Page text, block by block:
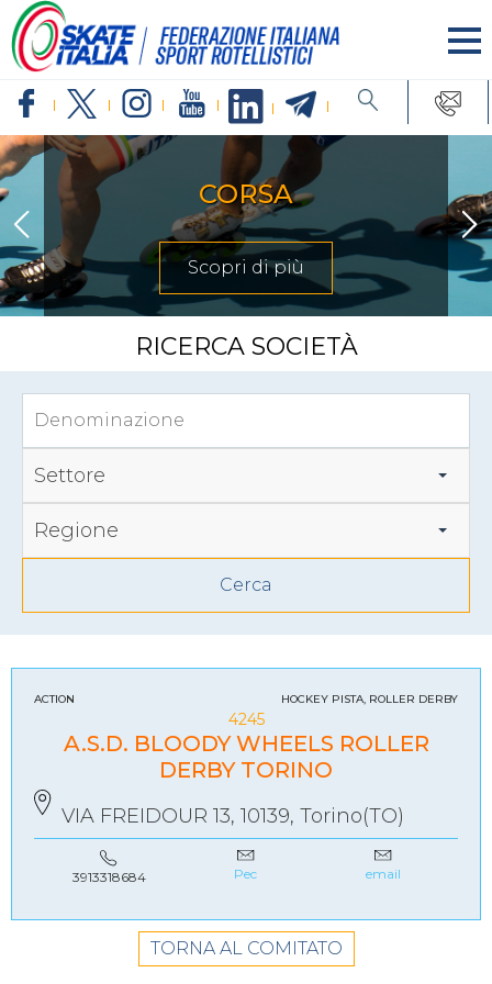
CORSA
Scopri di più
RICERCA SOCIETÀ
Settore
Regione
ACTION HOCKEY PISTA, ROLLER DERBY
4245
A.S.D. BLOODY WHEELS ROLLER
DERBY TORINO
VIA FREIDOUR 13, 10139, Torino(TO)
3913318684 Pec email
TORNA AL COMITATO